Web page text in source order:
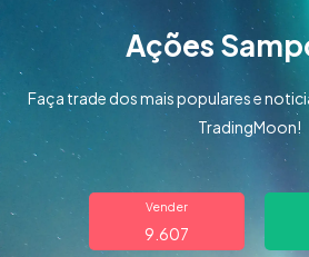
Quem somos
Ações
Faça trade dos mais populares e
TradingMoon!
Vender
9.607